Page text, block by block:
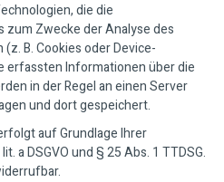
die die
Zwecke der Analyse des
B. Cookies oder Device-
erfassten Informationen über die
in der Regel an einen Server
und dort gespeichert.
auf Grundlage Ihrer
a DSGVO und § 25 Abs. 1 TTDSG.